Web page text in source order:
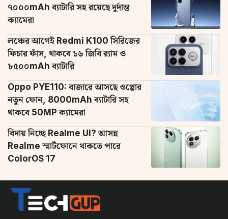
৭০০০mAh ব্যাটারি সহ রয়েছে দুর্দান্ত
ক্যামেরা
লঞ্চের আগেই Redmi K100 সিরিজের
ফিচার ফাঁস, থাকবে ১৬ জিবি র‌্যাম ও
৮৫০০mAh ব্যাটারি
Oppo PYE110: বাজারে আসছে ওপ্পোর
নতুন ফোন, 8000mAh ব্যাটারি সহ
থাকবে 50MP ক্যামেরা
বিদায় নিচ্ছে Realme UI? আসন্ন
Realme স্মার্টফোনে থাকতে পারে
ColorOS 17